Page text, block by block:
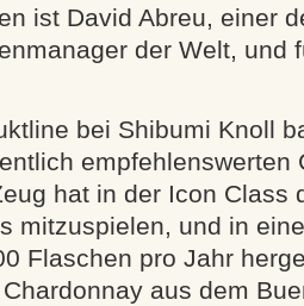
ist David Abreu, einer
der Welt, und
bei Shibumi Knoll
empfehlenswerten
hat in der Icon Class
mitzuspielen, und in
Flaschen pro Jahr
aus dem